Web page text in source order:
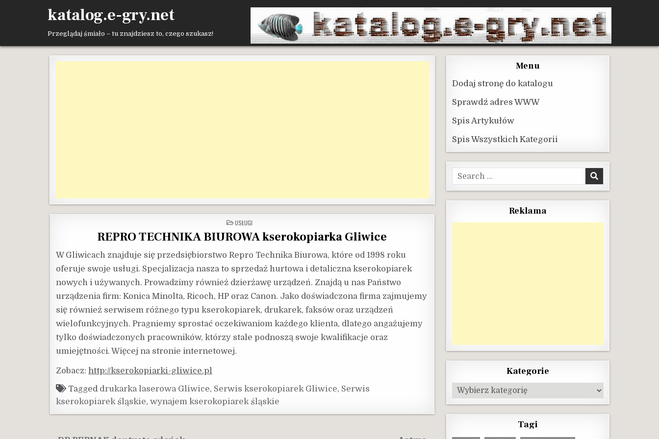
katalog.e-gry.net
Przeglądaj śmiało – tu znajdziesz to, czego szukasz!
POSTED
IN
USŁUGI
REPRO TECHNIKA BIUROWA kserokopiarka Gliwice
W Gliwicach znajduje się przedsiębiorstwo Repro Technika Biurowa, które od 1998 roku
oferuje swoje usługi. Specjalizacja nasza to sprzedaż hurtowa i detaliczna kserokopiarek
nowych i używanych. Prowadzimy również dzierżawę urządzeń. Znajdą u nas Państwo
urządzenia firm: Konica Minolta, Ricoch, HP oraz Canon. Jako doświadczona firma zajmujemy
się również serwisem różnego typu kserokopiarek, drukarek, faksów oraz urządzeń
wielofunkcyjnych. Pragniemy sprostać oczekiwaniom każdego klienta, dlatego angażujemy
tylko doświadczonych pracowników, którzy stale podnoszą swoje kwalifikacje oraz
umiejętności. Więcej na stronie internetowej.
Zobacz: http://kserokopiarki-gliwice.pl
Tagged drukarka laserowa Gliwice, Serwis kserokopiarek Gliwice, Serwis
kserokopiarek śląskie, wynajem kserokopiarek śląskie
Menu
Dodaj stronę do katalogu
Sprawdź adres WWW
Spis Artykułów
Spis Wszystkich Kategorii
Search
for:
Reklama
Kategorie
Kategorie
Tagi